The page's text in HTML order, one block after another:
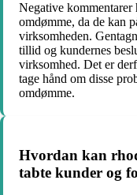
Negative
omdømme, da de kan
virksomheden.
tillid og kundernes
virksomhed. Det er
tage hånd om disse
omdømme.
Hvordan kan
tabte kunder og